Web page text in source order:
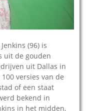
(96) is
uit de gouden
uit Dallas in
100 versies van de
of een staat
bekend in
in het midden,